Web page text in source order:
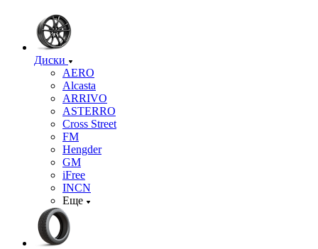
Диски
AERO
Alcasta
ARRIVO
ASTERRO
Cross Street
FM
Hengder
GM
iFree
INCN
Еще